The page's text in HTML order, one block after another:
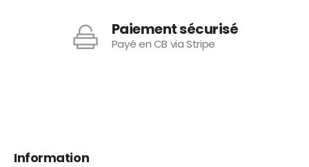
Paiement sécurisé
Payé en CB via Stripe
Information